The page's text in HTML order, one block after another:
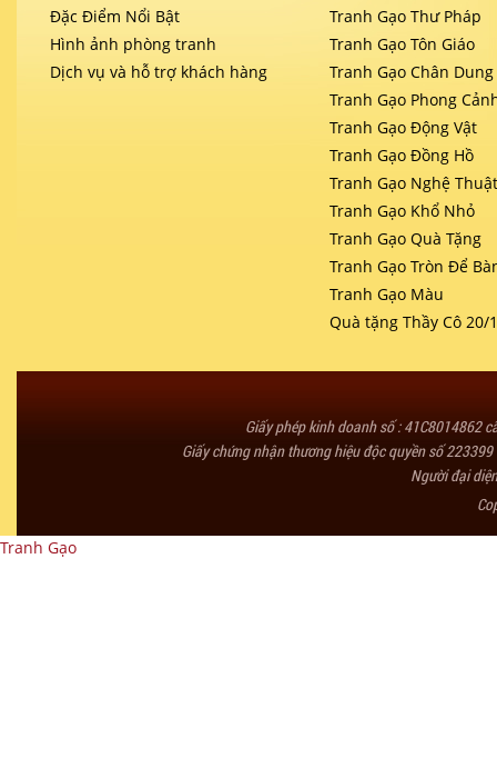
Đặc Điểm Nổi Bật
Hình ảnh phòng tranh
Dịch vụ và hỗ trợ khách hàng
Tranh Gạo Thư Pháp
Tranh Gạo Tôn Giáo
Tranh Gạo Chân Dung
Tranh Gạo Phong
Tranh Gạo Động Vật
Tranh Gạo Đồng Hồ
Tranh Gạo Nghệ
Tranh Gạo Khổ Nhỏ
Tranh Gạo Quà Tặng
Tranh Gạo Tròn Để
Tranh Gạo Màu
Quà tặng Thầy Cô 20/
Giấy phép kinh doanh số : 41C8014862
Giấy chứng nhận thương hiệu độc quyền số
Người đại
Tranh Gạo